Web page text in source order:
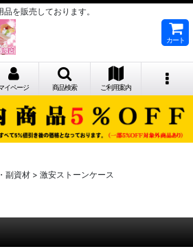
を販売しております。
カート
イページ 商品検索 ご利用案内
副資材 > 激安ストーンケース